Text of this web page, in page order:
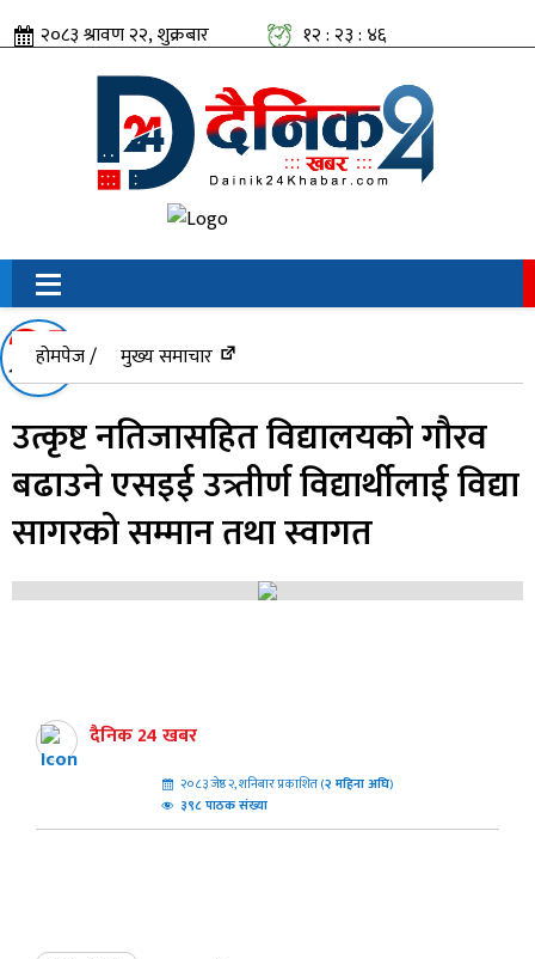
२०८३ श्रावण २२, शुक्रबार
१२ : २३ : ४६
सामाजिक संजालतिर:
होमपेज / मुख्य समाचार
उत्कृष्ट नतिजासहित विद्यालयको गौरव
बढाउने एसइई उत्र्तीर्ण विद्यार्थीलाई विद्या
सागरको सम्मान तथा स्वागत
दैनिक 24 खबर
२०८३ जेष्ठ २, शनिबार प्रकाशित (२ महिना अघि)
३९८ पाठक संख्या